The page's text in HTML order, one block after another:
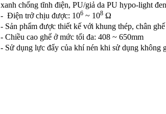
xanh chống tĩnh điện, PU/giả da PU hypo-light
- Điện trở chịu được: 106 ~ 108 Ω
- Sản phẩm được thiết kế với khung thép, chân
- Chiều cao ghế ở mức tối đa: 408 ~ 650mm
- Sử dụng lực đẩy của khí nén khi sử dụng không